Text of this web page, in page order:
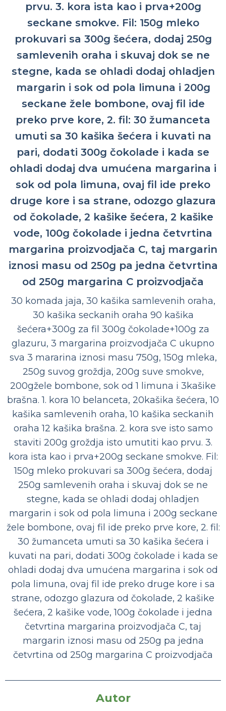
prvu. 3. kora ista kao i prva+200g
seckane smokve. Fil: 150g mleko
prokuvari sa 300g šećera, dodaj 250g
samlevenih oraha i skuvaj dok se ne
stegne, kada se ohladi dodaj ohladjen
margarin i sok od pola limuna i 200g
seckane žele bombone, ovaj fil ide
preko prve kore, 2. fil: 30 žumanceta
umuti sa 30 kašika šećera i kuvati na
pari, dodati 300g čokolade i kada se
ohladi dodaj dva umućena margarina i
sok od pola limuna, ovaj fil ide preko
druge kore i sa strane, odozgo glazura
od čokolade, 2 kašike šećera, 2 kašike
vode, 100g čokolade i jedna četvrtina
margarina proizvodjača C, taj margarin
iznosi masu od 250g pa jedna četvrtina
od 250g margarina C proizvodjača
30 komada jaja, 30 kašika samlevenih oraha,
30 kašika seckanih oraha 90 kašika
šećera+300g za fil 300g čokolade+100g za
glazuru, 3 margarina proizvodjača C ukupno
sva 3 mararina iznosi masu 750g, 150g mleka,
250g suvog groždja, 200g suve smokve,
200gžele bombone, sok od 1 limuna i 3kašike
brašna. 1. kora 10 belanceta, 20kašika šećera, 10
kašika samlevenih oraha, 10 kašika seckanih
oraha 12 kašika brašna. 2. kora sve isto samo
staviti 200g groždja isto umutiti kao prvu. 3.
kora ista kao i prva+200g seckane smokve. Fil:
150g mleko prokuvari sa 300g šećera, dodaj
250g samlevenih oraha i skuvaj dok se ne
stegne, kada se ohladi dodaj ohladjen
margarin i sok od pola limuna i 200g seckane
žele bombone, ovaj fil ide preko prve kore, 2. fil:
30 žumanceta umuti sa 30 kašika šećera i
kuvati na pari, dodati 300g čokolade i kada se
ohladi dodaj dva umućena margarina i sok od
pola limuna, ovaj fil ide preko druge kore i sa
strane, odozgo glazura od čokolade, 2 kašike
šećera, 2 kašike vode, 100g čokolade i jedna
četvrtina margarina proizvodjača C, taj
margarin iznosi masu od 250g pa jedna
četvrtina od 250g margarina C proizvodjača
Autor